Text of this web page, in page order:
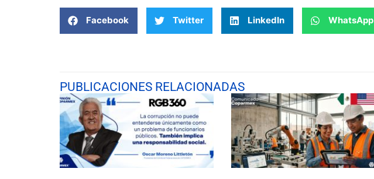
Facebook Twitter LinkedIn WhatsApp
PUBLICACIONES RELACIONADAS